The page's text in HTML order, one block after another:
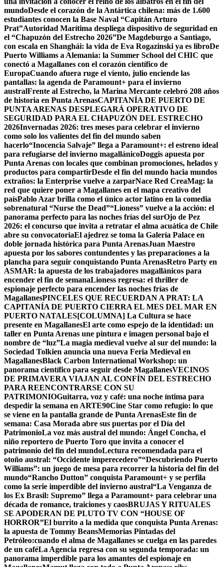
mundoDesde el corazón de la Antártica chilena: más de 1.600
estudiantes conocen la Base Naval “Capitán Arturo
Prat”Autoridad Marítima despliega dispositivo de seguridad en
el “Chapuzón del Estrecho 2026”De Magdeburgo a Santiago,
con escala en Shanghái: la vida de Eva Rogazinski ya es libroDe
Puerto Williams a Alemania: la Summer School del CHIC que
conectó a Magallanes con el corazón científico de
EuropaCuando afuera ruge el viento, julio enciende las
pantallas: la agenda de Paramount+ para el invierno
australFrente al Estrecho, la Marina Mercante celebró 208 años
de historia en Punta ArenasCAPITANÍA DE PUERTO DE
PUNTA ARENAS DESPLEGARÁ OPERATIVO DE
SEGURIDAD PARA EL CHAPUZÓN DEL ESTRECHO
2026Invernadas 2026: tres meses para celebrar el invierno
como solo los valientes del fin del mundo saben
hacerlo“Inocencia Salvaje” llega a Paramount+: el estreno ideal
para refugiarse del invierno magallánicoDoggis apuesta por
Punta Arenas con locales que combinan promociones, helados y
productos para compartirDesde el fin del mundo hacia mundos
extraños: la Enterprise vuelve a zarparNace Red CreaMag: la
red que quiere poner a Magallanes en el mapa creativo del
paísPablo Azar brilla como el único actor latino en la comedia
sobrenatural “Nurse the Dead”“Lioness” vuelve a la acción: el
panorama perfecto para las noches frías del surOjo de Pez
2026: el concurso que invita a retratar el alma acuática de Chile
abre su convocatoriaEl ajedrez se toma la Galería Palace en
doble jornada histórica para Punta ArenasJuan Maestro
apuesta por los sabores contundentes y las preparaciones a la
plancha para seguir conquistando Punta ArenasRetro Party en
ASMAR: la apuesta de los trabajadores magallánicos para
encender el fin de semanaLioness regresa: el thriller de
espionaje perfecto para encender las noches frías de
MagallanesPINCELES QUE RECUERDAN A PRAT: LA
CAPITANÍA DE PUERTO CIERRA EL MES DEL MAR EN
PUERTO NATALES[COLUMNA] La Cultura se hace
presente en MagallanesEl arte como espejo de la identidad: un
taller en Punta Arenas une pintura e imagen personal bajo el
nombre de “luz”La magia medieval vuelve al sur del mundo: la
Sociedad Tolkien anuncia una nueva Feria Medieval en
MagallanesBlack Carbon International Workshop: un
panorama científico para seguir desde MagallanesVECINOS
DE PRIMAVERA VIAJAN AL CONFÍN DEL ESTRECHO
PARA REENCONTRARSE CON SU
PATRIMONIOGuitarra, voz y café: una noche íntima para
despedir la semana en ARTE90Cine Star como refugio: lo que
se viene en la pantalla grande de Punta ArenasEste fin de
semana: Casa Morada abre sus puertas por el Día del
PatrimonioLa voz más austral del mundo: Ángel Concha, el
niño reportero de Puerto Toro que invita a conocer el
patrimonio del fin del mundoLectura recomendada para el
otoño austral: “Occidente imperecedero”“Descubriendo Puerto
Williams”: un juego de mesa para recorrer la historia del fin del
mundo“Rancho Dutton” conquista Paramount+ y se perfila
como la serie imperdible del invierno austral“La Venganza de
los Ex Brasil: Supremo” llega a Paramount+ para celebrar una
década de romance, traiciones y caosBRUJAS Y RITUALES
SE APODERAN DE PLUTO TV CON “HOUSE OF
HORROR”El burrito a la medida que conquista Punta Arenas:
la apuesta de Tommy BeansMemorias Pintadas del
Petróleo:cuando el alma de Magallanes se cuelga en las paredes
de un caféLa Agencia regresa con su segunda temporada: un
panorama imperdible para los amantes del espionaje en